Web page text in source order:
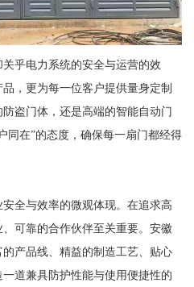
乎电力系统的安全与运营的效
，更为每一位客户提供量身定制
盗门体，还是高端的智能自动门
同在”的态度，确保每一扇门都经得
全与效率的微观体现。在追求高
可靠的合作伙伴至关重要。安徽
产品线、精益的制造工艺、贴心
道兼具防护性能与使用便捷性的